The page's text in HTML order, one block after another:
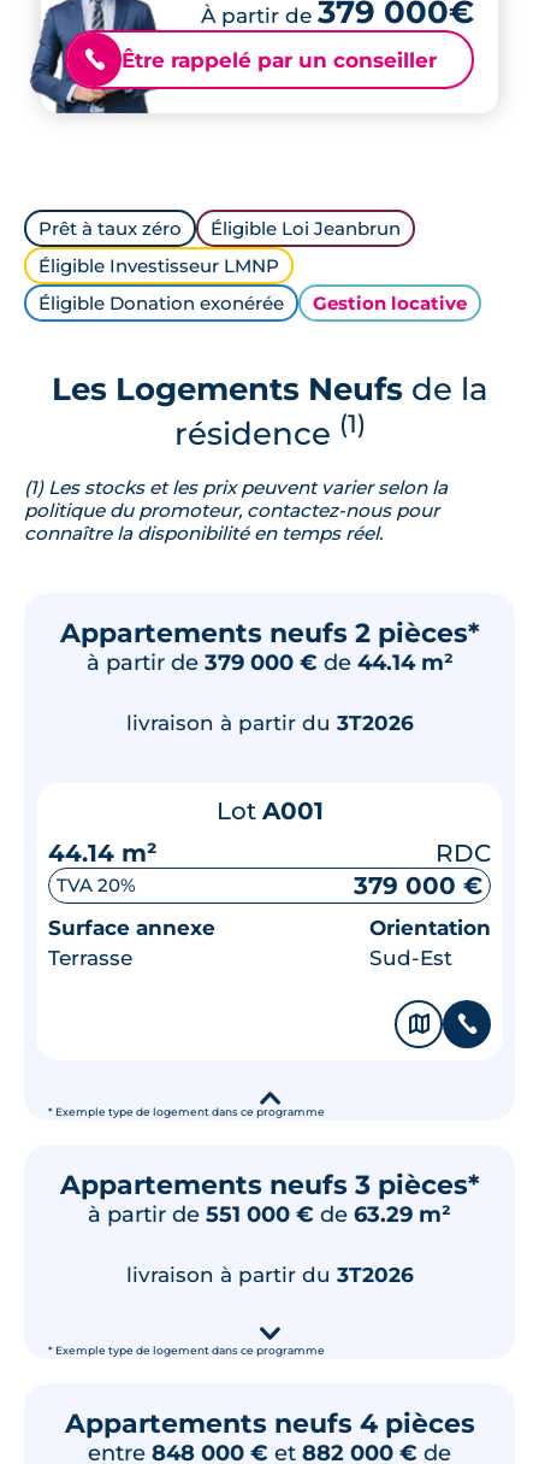
À partir de 379 000€
📞 Être rappelé par un conseiller
Prêt à taux zéro
Éligible Loi Jeanbrun
Éligible Investisseur LMNP
Éligible Donation exonérée
Gestion locative
Les Logements Neufsde la
résidence (1)
(1) Les stocks et les prix peuvent varier selon la
politique du promoteur, contactez-nous pour
connaître la disponibilité en temps réel.
Appartements neufs 2 pièces*
à partir de 379 000 € de 44.14 m²
* Exemple type de logement dans ce programme
livraison à partir du 3T2026
Lot A001
44.14 m²
RDC
TVA 20% 379 000 €
Surface annexe
Terrasse
Orientation
Sud-Est
🗞 📞
▾
Appartements neufs 3 pièces*
à partir de 551 000 € de 63.29 m²
* Exemple type de logement dans ce programme
livraison à partir du 3T2026
▾
Appartements neufs 4 pièces
entre 848 000 € et 882 000 € de